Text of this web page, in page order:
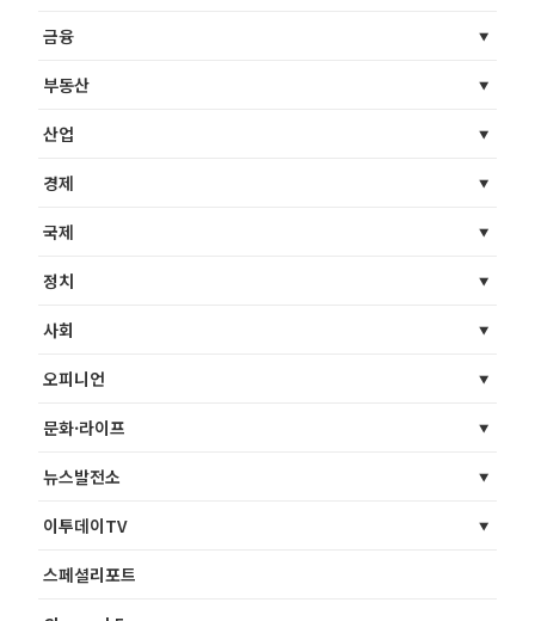
금융
부동산
산업
경제
국제
정치
사회
오피니언
문화·라이프
뉴스발전소
이투데이TV
스페셜리포트